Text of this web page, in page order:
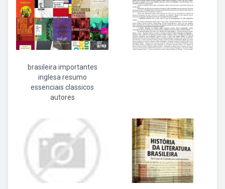
brasileira importantes
inglesa resumo
essenciais classicos
autores